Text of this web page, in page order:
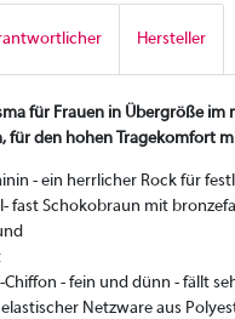
Hersteller
für Frauen in Übergröße
für den hohen Tragekomfort
- ein herrlicher Rock für
fast Schokobraun mit
- fein und dünn - fällt
Netzware aus